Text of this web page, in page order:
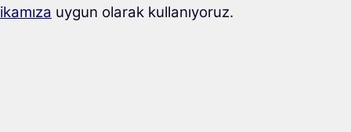
hızlıuygun olarak kullanıyoruz.